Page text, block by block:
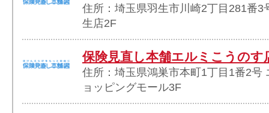
住所：埼玉県羽生市川崎2丁目281番3
生店2F
保険見直し本舗エルミこうのす
住所：埼玉県鴻巣市本町1丁目1番2号
ョッピングモール3F